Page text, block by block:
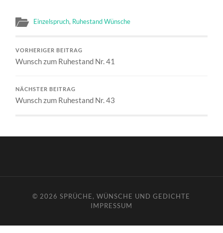
Einzelspruch, Ruhestand Wünsche
VORHERIGER BEITRAG
Wunsch zum Ruhestand Nr. 41
NÄCHSTER BEITRAG
Wunsch zum Ruhestand Nr. 43
© 2026SPRÜCHE, WÜNSCHE UND GEDICHTE
IMPRESSUM